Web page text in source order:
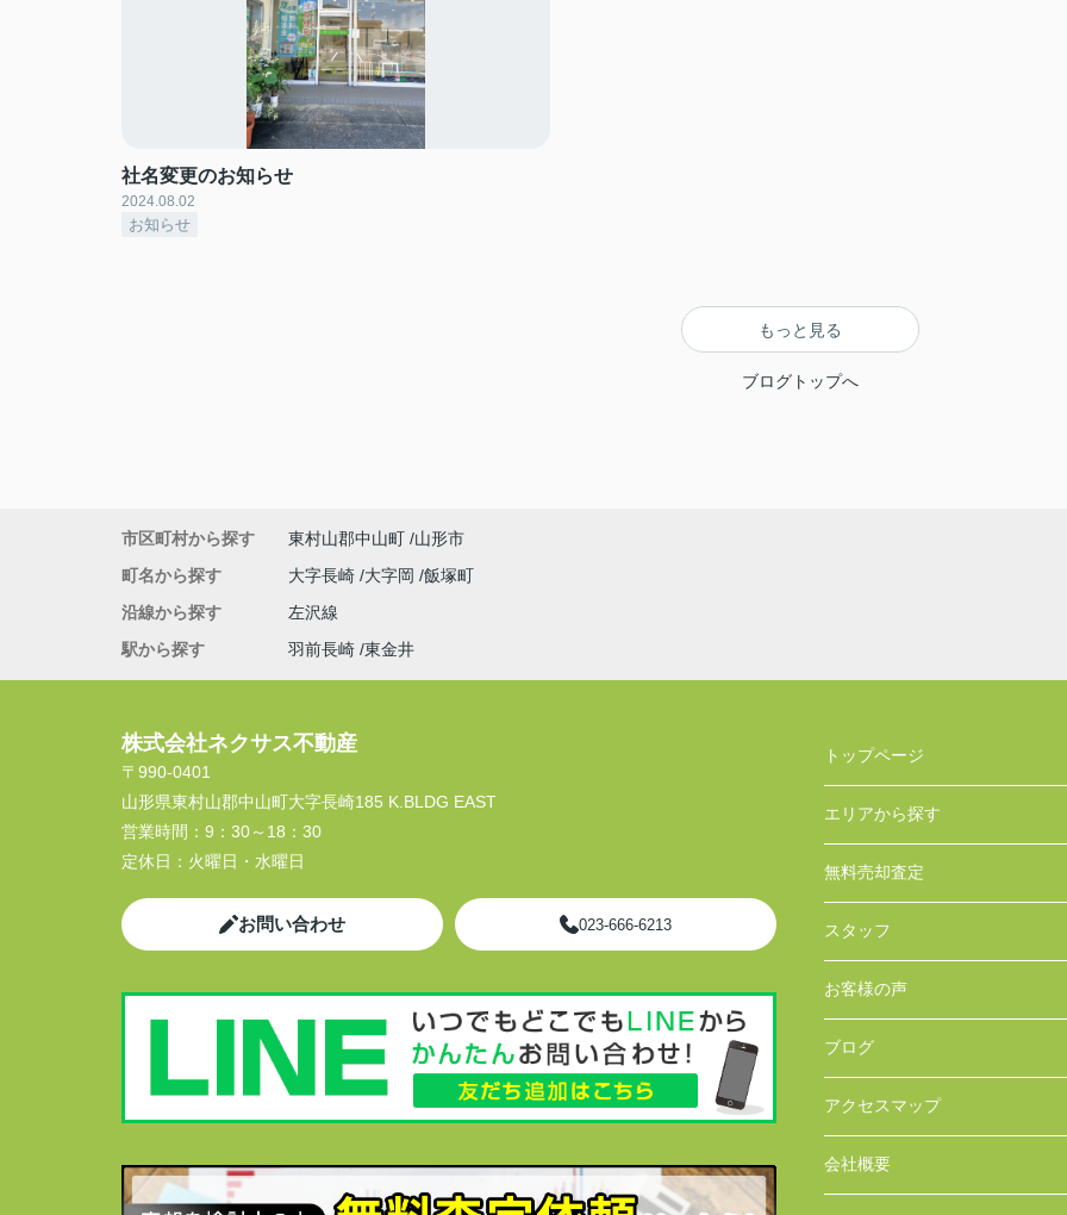
社名変更のお知らせ
2024.08.02
お知らせ
もっと見る
ブログトップへ
市区町村から探す 東村山郡中山町 山形市
町名から探す
大字長崎 大字岡
飯塚町
沿線から探す
左沢線
駅から探す
羽前長崎 東金井
株式会社ネクサス不動産
〒990-0401
山形県東村山郡中山町大字長崎185 K.BLDG EAST
営業時間： 9：30～18：30
定休日： 火曜日・水曜日
お問い合わせ 023-666-6213
トップページ
エリアから探す
無料売却査定
スタッフ
お客様の声
ブログ
アクセスマップ
会社概要